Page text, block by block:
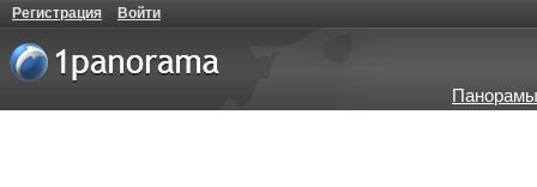
Регистрация Войти